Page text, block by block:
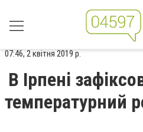
07:46, 2 квітня 2019 р.
В Ірпені
температурний